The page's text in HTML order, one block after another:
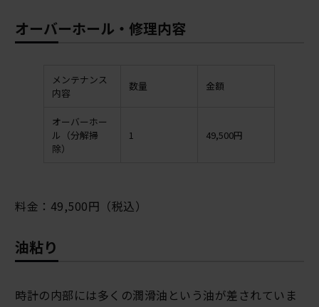
オーバーホール・修理内容
メンテナンス
内容
数量 金額
オーバーホー
ル（分解掃
除）
1 49,500円
料金：49,500円（税込）
油粘り
時計の内部には多くの潤滑油という油が差されていま